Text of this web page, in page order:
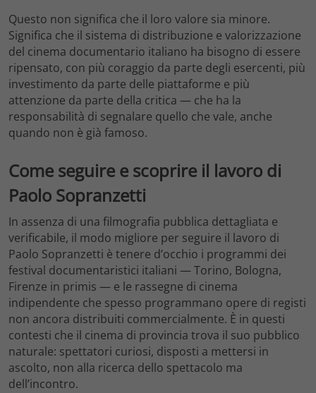
Questo non significa che il loro valore sia minore.
Significa che il sistema di distribuzione e valorizzazione
del cinema documentario italiano ha bisogno di essere
ripensato, con più coraggio da parte degli esercenti, più
investimento da parte delle piattaforme e più
attenzione da parte della critica — che ha la
responsabilità di segnalare quello che vale, anche
quando non è già famoso.
Come seguire e scoprire il lavoro di
Paolo Sopranzetti
In assenza di una filmografia pubblica dettagliata e
verificabile, il modo migliore per seguire il lavoro di
Paolo Sopranzetti è tenere d’occhio i programmi dei
festival documentaristici italiani — Torino, Bologna,
Firenze in primis — e le rassegne di cinema
indipendente che spesso programmano opere di registi
non ancora distribuiti commercialmente. È in questi
contesti che il cinema di provincia trova il suo pubblico
naturale: spettatori curiosi, disposti a mettersi in
ascolto, non alla ricerca dello spettacolo ma
dell’incontro.